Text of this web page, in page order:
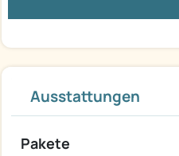
Ausstattungen
Pakete